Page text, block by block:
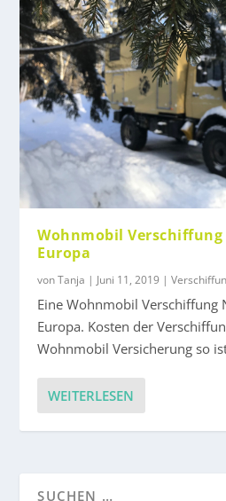
Wohnmobil
Europa
vonTanja | Juni 11, 2019 |
Eine Wohnmobil Verschiffung
Europa. Kosten der
Wohnmobil Versicherung so
WEITERLESEN